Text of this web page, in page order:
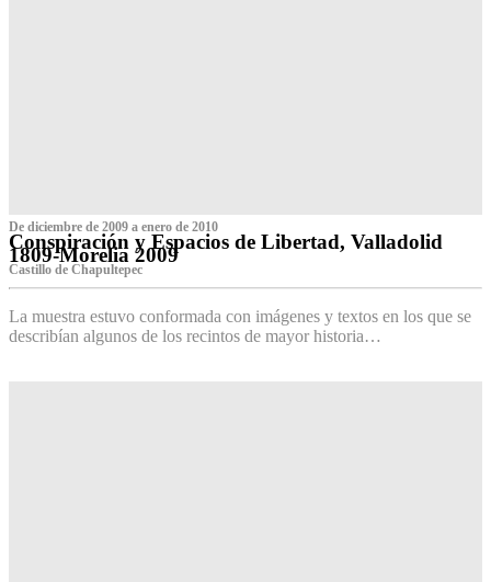
De diciembre de 2009 a enero de 2010
Conspiración y Espacios de Libertad, Valladolid
1809-Morelia 2009
Castillo de Chapultepec
La muestra estuvo conformada con imágenes y textos en los que se
describían algunos de los recintos de mayor historia…